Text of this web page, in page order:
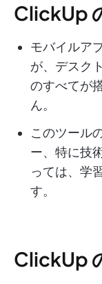
ClickUp
モバイルア
が、デスク
のすべてが
ん。
このツール
ー、特に技
っては、学
す。
ClickUp